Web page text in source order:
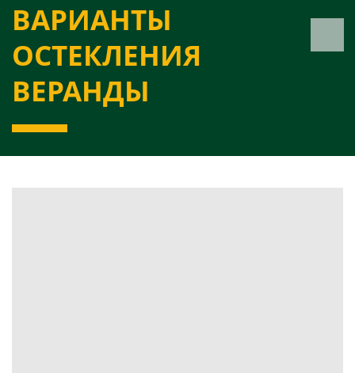
ВАРИАНТЫ
ОСТЕКЛЕНИЯ
ВЕРАНДЫ